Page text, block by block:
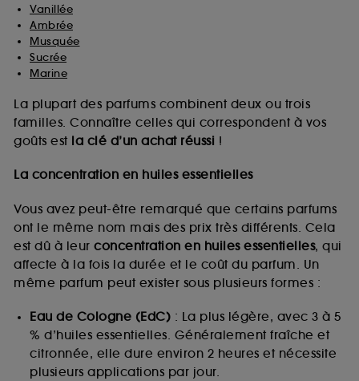
Vanillée
Ambrée
Musquée
Sucrée
Marine
La plupart des parfums combinent deux ou trois
familles. Connaître celles qui correspondent à vos
goûts est la clé d’un achat réussi !
La concentration en huiles essentielles
Vous avez peut-être remarqué que certains parfums
ont le même nom mais des prix très différents. Cela
est dû à leur concentration en huiles essentielles, qui
affecte à la fois la durée et le coût du parfum. Un
même parfum peut exister sous plusieurs formes :
Eau de Cologne (EdC) : La plus légère, avec 3 à 5
% d’huiles essentielles. Généralement fraîche et
citronnée, elle dure environ 2 heures et nécessite
plusieurs applications par jour.